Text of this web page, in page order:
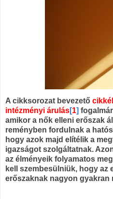
A cikksorozat bevezető
intézményi árulás[1]
amikor a nők elleni erőszak
reményben fordulnak a
hogy azok majd elítélik a
igazságot szolgáltatnak.
az élményeik folyamatos
kell szembesülniük, hogy az
erőszaknak nagyon gyakran